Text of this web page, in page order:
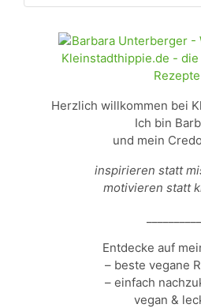
Herzlich willkommen bei
Ich bin
und mein
inspirieren statt
motivieren statt
Entdecke auf
– beste vegane
– einfach
vegan &